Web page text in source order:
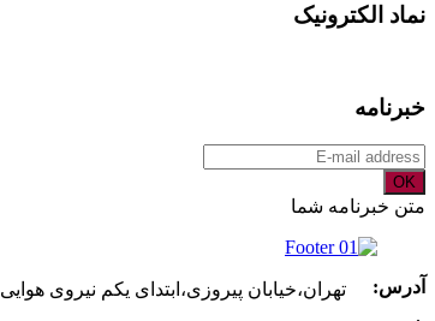
نماد الکترونیک
خبرنامه
OK
متن خبرنامه شما
آدرس:
تهران،خیابان پیروزی،ابتدای یکم نیروی هوایی